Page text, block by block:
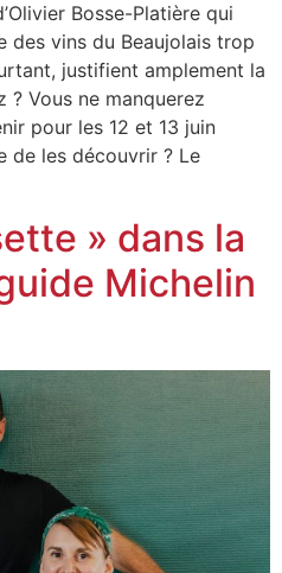
Bosse-Platière qui
des vins du Beaujolais trop
justifient amplement la
? Vous ne manquerez
pour les 12 et 13 juin
de les découvrir ? Le
» dans la
Michelin